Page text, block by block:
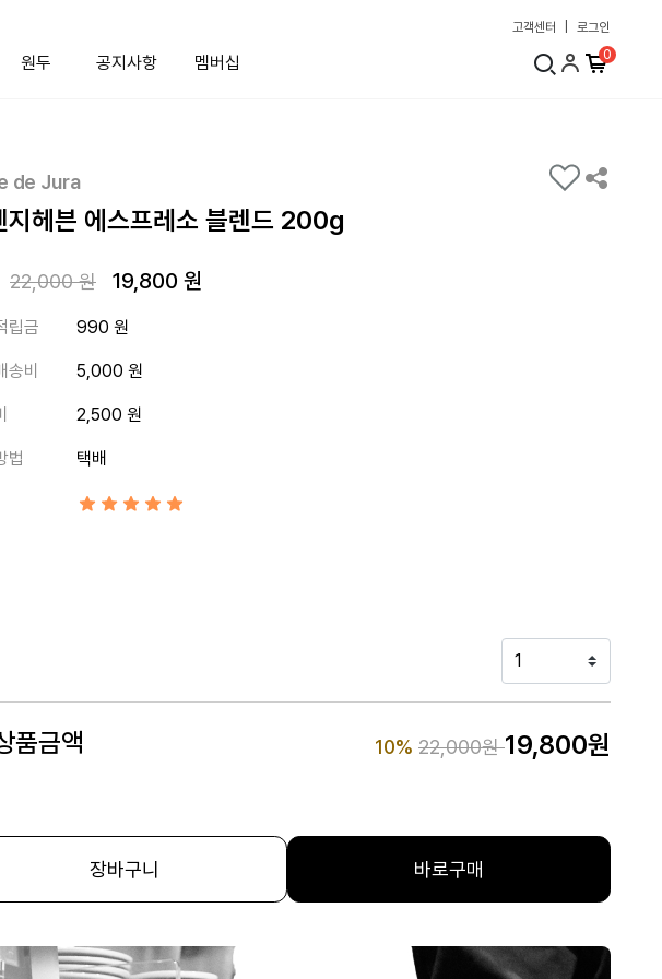
고객센터 로그인
원두 공지사항 멤버십 0
de Jura
지헤븐 에스프레소 블렌드 200g
Price reduced from
22,000 원
to 19,800 원
립금 990 원
송비 5,000 원
2,500 원
법 택배
품금액 10% Price reduced from
22,000원to
19,800원
장바구니 바로구매